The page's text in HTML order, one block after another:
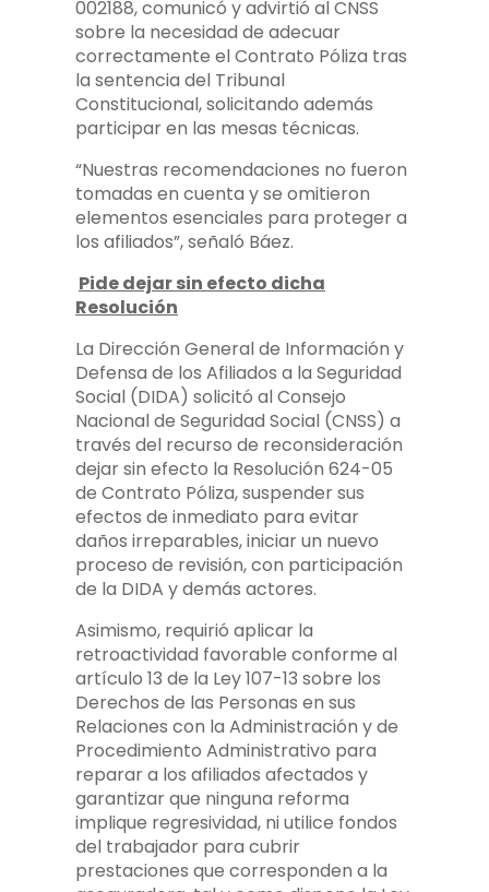
002188, comunicó y advirtió al CNSS
sobre la necesidad de adecuar
correctamente el Contrato Póliza tras
la sentencia del Tribunal
Constitucional, solicitando además
participar en las mesas técnicas.
“Nuestras recomendaciones no fueron
tomadas en cuenta y se omitieron
elementos esenciales para proteger a
los afiliados”, señaló Báez.
Pide dejar sin efecto dicha
Resolución
La Dirección General de Información y
Defensa de los Afiliados a la Seguridad
Social (DIDA) solicitó al Consejo
Nacional de Seguridad Social (CNSS) a
través del recurso de reconsideración
dejar sin efecto la Resolución 624-05
de Contrato Póliza, suspender sus
efectos de inmediato para evitar
daños irreparables, iniciar un nuevo
proceso de revisión, con participación
de la DIDA y demás actores.
Asimismo, requirió aplicar la
retroactividad favorable conforme al
artículo 13 de la Ley 107-13 sobre los
Derechos de las Personas en sus
Relaciones con la Administración y de
Procedimiento Administrativo para
reparar a los afiliados afectados y
garantizar que ninguna reforma
implique regresividad, ni utilice fondos
del trabajador para cubrir
prestaciones que corresponden a la